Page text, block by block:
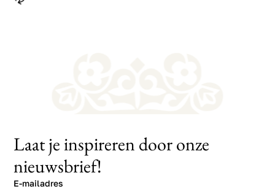
Laat je inspireren door onze
nieuwsbrief!
E-mailadres